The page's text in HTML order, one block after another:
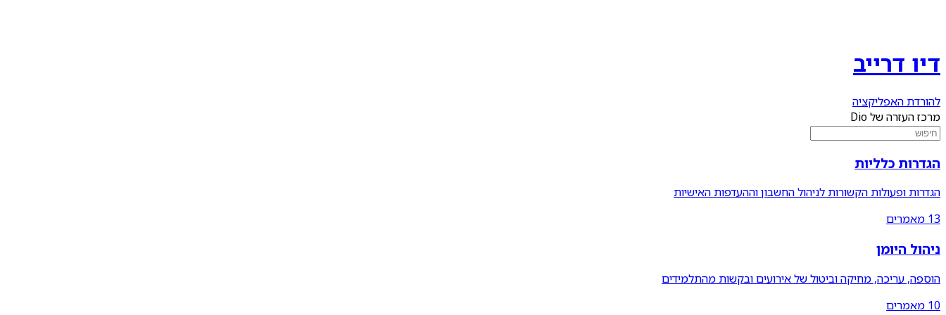
דיו דרייב
להורדת האפליקציה
מרכז העזרה של Dio
הגדרות כלליות
הגדרות ופעולות הקשורות לניהול החשבון וההעדפות האישיות
13 מאמרים
ניהול היומן
הוספה, עריכה, מחיקה וביטול של אירועים ובקשות מהתלמידים
10 מאמרים